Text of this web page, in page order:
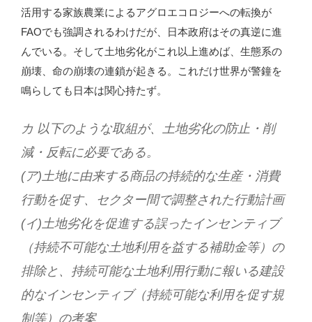
活用する家族農業によるアグロエコロジーへの転換が
FAOでも強調されるわけだが、日本政府はその真逆に進
んでいる。そして土地劣化がこれ以上進めば、生態系の
崩壊、命の崩壊の連鎖が起きる。これだけ世界が警鐘を
鳴らしても日本は関心持たず。
カ 以下のような取組が、土地劣化の防止・削
減・反転に必要である。
(ア)土地に由来する商品の持続的な生産・消費
行動を促す、セクター間で調整された行動計画
(イ)土地劣化を促進する誤ったインセンティブ
（持続不可能な土地利用を益する補助金等）の
排除と、持続可能な土地利用行動に報いる建設
的なインセンティブ（持続可能な利用を促す規
制等）の考案